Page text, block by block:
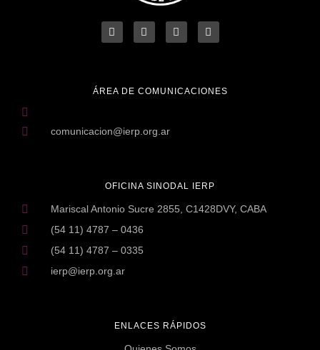
ENLACES RÁPIDOS
OFICINA SINODAL IERP
Mariscal Antonio Sucre 2855, C1428DVY, CABA
(54 11) 4787 – 0436
(54 11) 4787 – 0335
ierp@ierp.org.ar
ÁREA DE COMUNICACIONES
comunicacion@ierp.org.ar